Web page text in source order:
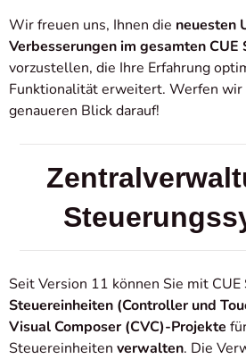
Wir freuen uns, Ihnen die neuesten
Verbesserungen im gesamten
vorzustellen, die Ihre Erfahrung
Funktionalität erweitert. Werfen wir
genaueren Blick darauf!
Seit Version 11 können Sie mit CUE
Steuereinheiten (Controller und
Visual Composer (CVC)-Projekte
Steuereinheiten verwalten. Die